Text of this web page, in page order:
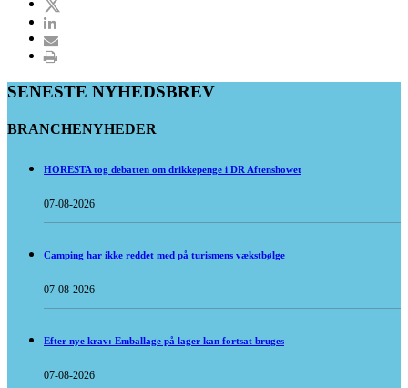
SENESTE NYHEDSBREV
BRANCHENYHEDER
HORESTA tog debatten om drikkepenge i DR Aftenshowet
07-08-2026
Camping har ikke reddet med på turismens vækstbølge
07-08-2026
Efter nye krav: Emballage på lager kan fortsat bruges
07-08-2026